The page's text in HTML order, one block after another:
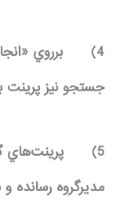
4)
برروي
جستجو نيز پرينت
5)
پرينت‌هاي
مديرگروه رسانده